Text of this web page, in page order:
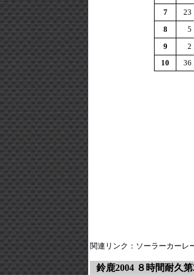
7
23
8
5
9
2
10
36
関連リンク：ソーラーカーレ
鈴鹿2004 ８時間耐久